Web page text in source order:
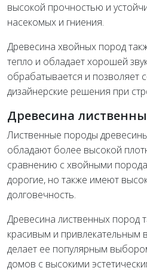
высокой прочностью и
насекомых и гниения.
Древесина хвойных пород
тепло и обладает хорошей
обрабатывается и позволяет
дизайнерские решения при
Древесина
Лиственные породы
обладают более высокой
сравнению с хвойными
дорогие, но также имеют
долговечность.
Древесина лиственных пород
красивым и привлекательным
делает ее популярным
домов с высокими